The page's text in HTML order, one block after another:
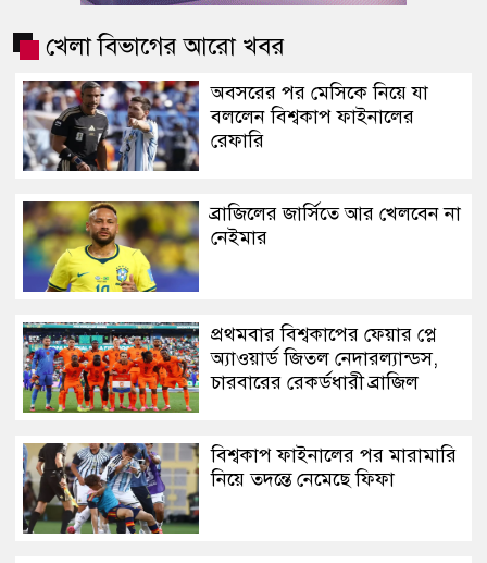
খেলা বিভাগের আরো খবর
অবসরের পর মেসিকে নিয়ে যা
বললেন বিশ্বকাপ ফাইনালের
রেফারি
ব্রাজিলের জার্সিতে আর খেলবেন না
নেইমার
প্রথমবার বিশ্বকাপের ফেয়ার প্লে
অ্যাওয়ার্ড জিতল নেদারল্যান্ডস,
চারবারের রেকর্ডধারী ব্রাজিল
বিশ্বকাপ ফাইনালের পর মারামারি
নিয়ে তদন্তে নেমেছে ফিফা